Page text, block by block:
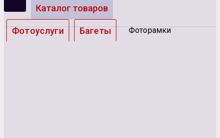
Каталог товаров
Фотоуслуги Багеты Фоторамки